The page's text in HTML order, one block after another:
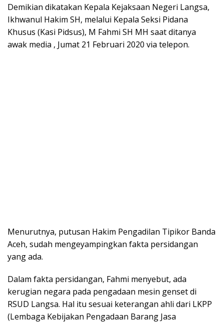
Demikian dikatakan Kepala Kejaksaan Negeri Langsa,
Ikhwanul Hakim SH, melalui Kepala Seksi Pidana
Khusus (Kasi Pidsus), M Fahmi SH MH saat ditanya
awak media , Jumat 21 Februari 2020 via telepon.
Menurutnya, putusan Hakim Pengadilan Tipikor Banda
Aceh, sudah mengeyampingkan fakta persidangan
yang ada.
Dalam fakta persidangan, Fahmi menyebut, ada
kerugian negara pada pengadaan mesin genset di
RSUD Langsa. Hal itu sesuai keterangan ahli dari LKPP
(Lembaga Kebijakan Pengadaan Barang Jasa